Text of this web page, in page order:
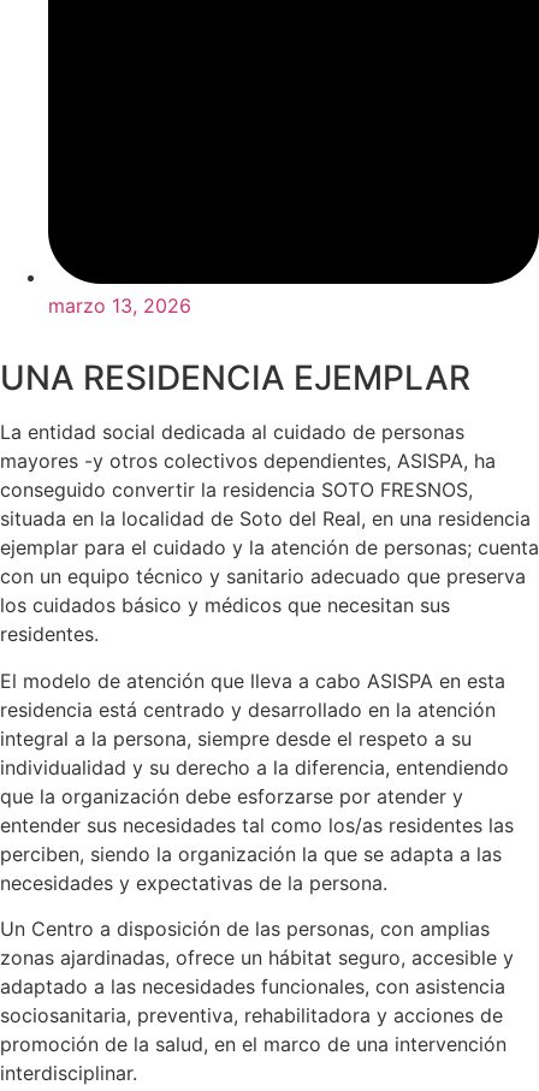
marzo 13, 2026
UNA RESIDENCIA EJEMPLAR
La entidad social dedicada al cuidado de personas
mayores -y otros colectivos dependientes, ASISPA, ha
conseguido convertir la residencia SOTO FRESNOS,
situada en la localidad de Soto del Real, en una residencia
ejemplar para el cuidado y la atención de personas; cuenta
con un equipo técnico y sanitario adecuado que preserva
los cuidados básico y médicos que necesitan sus
residentes.
El modelo de atención que lleva a cabo ASISPA en esta
residencia está centrado y desarrollado en la atención
integral a la persona, siempre desde el respeto a su
individualidad y su derecho a la diferencia, entendiendo
que la organización debe esforzarse por atender y
entender sus necesidades tal como los/as residentes las
perciben, siendo la organización la que se adapta a las
necesidades y expectativas de la persona.
Un Centro a disposición de las personas, con amplias
zonas ajardinadas, ofrece un hábitat seguro, accesible y
adaptado a las necesidades funcionales, con asistencia
sociosanitaria, preventiva, rehabilitadora y acciones de
promoción de la salud, en el marco de una intervención
interdisciplinar.